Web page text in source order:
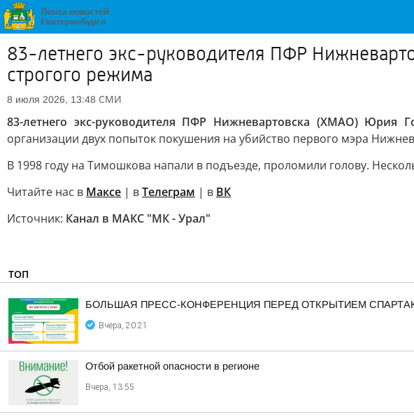
83-летнего экс-руководителя ПФР
строгого режима
8 июля 2026, 13:48 СМИ
83-летнего экс-руководителя ПФР Нижневартовска (ХМАО) Юрия
организации двух попыток покушения на убийство первого мэра
В 1998 году на Тимошкова напали в подъезде, проломили голову.
Читайте нас в Максе | вТелеграм | в ВК
Источник: Канал в МАКС "МК - Урал"
ТОП
БОЛЬШАЯ ПРЕСС-КОНФЕРЕНЦИЯ ПЕРЕД ОТКРЫТИЕМ
Вчера, 20:21
Отбой ракетной опасности в регионе
Вчера, 13:55